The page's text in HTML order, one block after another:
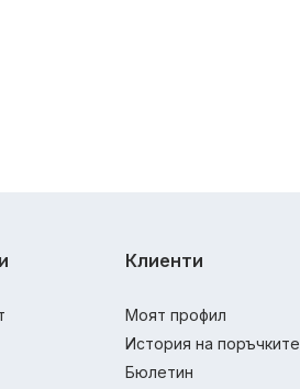
Клиенти
Моят профил
История на поръчките
Бюлетин